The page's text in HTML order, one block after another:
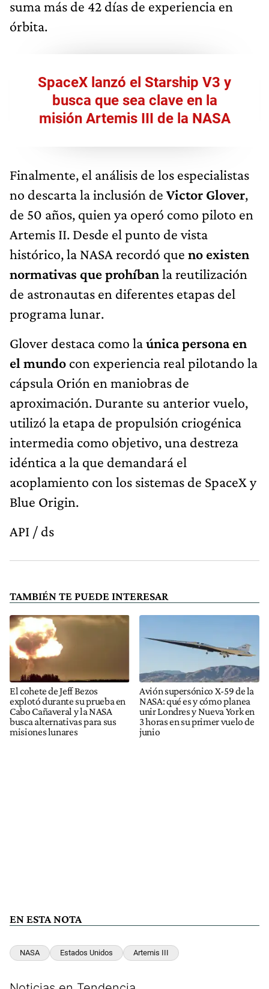
suma más de 42 días de experiencia en
órbita.
SpaceX lanzó el Starship V3 y
busca que sea clave en la
misión Artemis III de la NASA
Finalmente, el análisis de los especialistas
no descarta la inclusión de Victor Glover,
de 50 años, quien ya operó como piloto en
Artemis II. Desde el punto de vista
histórico, la NASA recordó que no existen
normativas que prohíbanla reutilización
de astronautas en diferentes etapas del
programa lunar.
Glover destaca como laúnica persona en
el mundo con experiencia real pilotando la
cápsula Orión en maniobras de
aproximación. Durante su anterior vuelo,
utilizó la etapa de propulsión criogénica
intermedia como objetivo, una destreza
idéntica a la que demandará el
acoplamiento con los sistemas de SpaceX y
Blue Origin.
API / ds
TAMBIÉN TE PUEDE INTERESAR
El cohete de Jeff Bezos
explotó durante su prueba en
Cabo Cañaveral y la NASA
busca alternativas para sus
misiones lunares
Avión supersónico X-59 de la
NASA: qué es y cómo planea
unir Londres y Nueva York en
3 horas en su primer vuelo de
junio
EN ESTA NOTA
NASA Estados Unidos Artemis III